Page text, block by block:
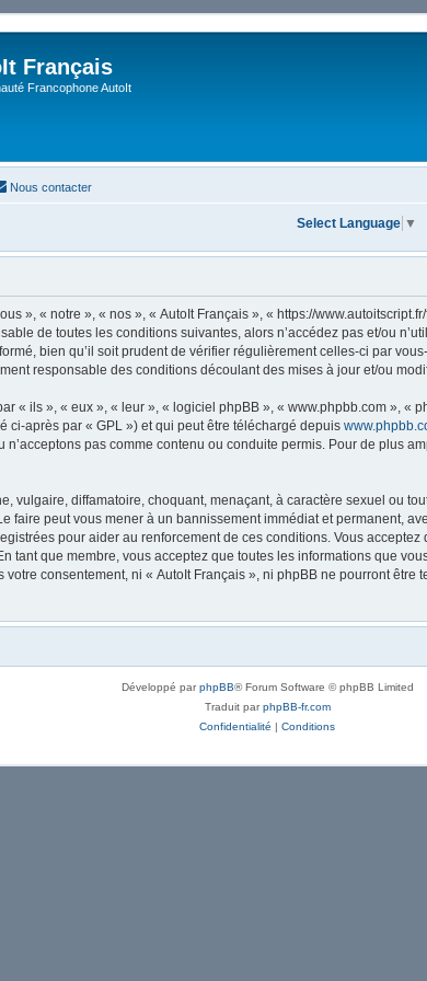
Français
Francophone AutoIt
Nous contacter
Select Language ▼
», « notre », « nos », « AutoIt Français », « https://
de toutes les conditions suivantes, alors n’accédez pas et/ou
bien qu’il soit prudent de vérifier régulièrement celles-ci par
responsable des conditions découlant des mises à jour et/ou
« ils », « eux », « leur », « logiciel phpBB », « www.phpbb.com », «
ci-après par « GPL ») et qui peut être téléchargé depuis
n’acceptons pas comme contenu ou conduite permis. Pour de plus
vulgaire, diffamatoire, choquant, menaçant, à caractère sexuel ou
faire peut vous mener à un bannissement immédiat et permanent,
pour aider au renforcement de ces conditions. Vous
tant que membre, vous acceptez que toutes les informations que
consentement, ni « AutoIt Français », ni phpBB ne pourront
Développé parphpBB® Forum Software © phpBB Limited
Traduit parphpBB-fr.com
Confidentialité | Conditions